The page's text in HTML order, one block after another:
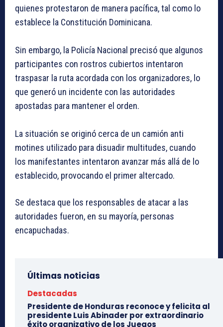
quienes protestaron de manera pacífica, tal como lo
establece la Constitución Dominicana.
Sin embargo, la Policía Nacional precisó que algunos
participantes con rostros cubiertos intentaron
traspasar la ruta acordada con los organizadores, lo
que generó un incidente con las autoridades
apostadas para mantener el orden.
La situación se originó cerca de un camión anti
motines utilizado para disuadir multitudes, cuando
los manifestantes intentaron avanzar más allá de lo
establecido, provocando el primer altercado.
Se destaca que los responsables de atacar a las
autoridades fueron, en su mayoría, personas
encapuchadas.
Últimas noticias
Destacadas
Presidente de Honduras reconoce y felicita al
presidente Luis Abinader por extraordinario
éxito organizativo de los Juegos